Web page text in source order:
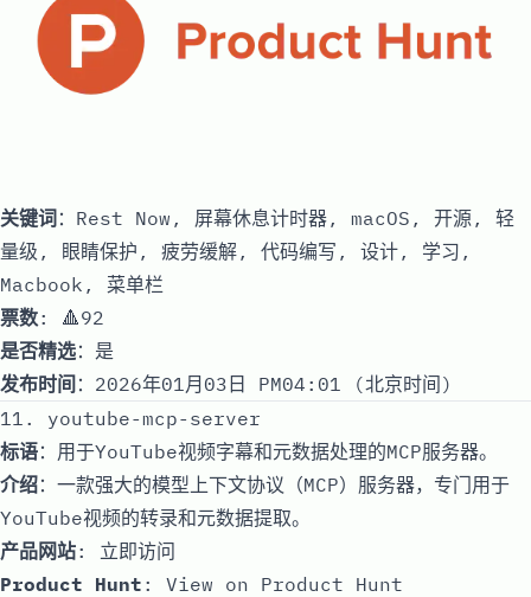
关键词：Rest Now, 屏幕休息计时器, macOS, 开源, 轻
量级, 眼睛保护, 疲劳缓解, 代码编写, 设计, 学习,
Macbook, 菜单栏
票数: 🔺92
是否精选：是
发布时间 ：2026年01月03日 PM04:01 (北京时间)
11. youtube-mcp-server
标语：用于YouTube视频字幕和元数据处理的MCP服务器。
介绍：一款强大的模型上下文协议（MCP）服务器，专门用于
YouTube视频的转录和元数据提取。
产品网站: 立即访问
Product Hunt : View on Product Hunt